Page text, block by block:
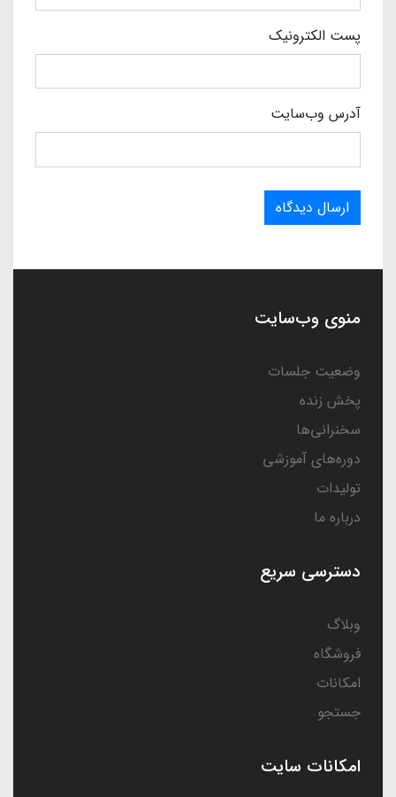
پست الکترونیک
آدرس وب‌سایت
ارسال دیدگاه
منوی وب‌سایت
وضعیت جلسات
پخش زنده
سخنرانی‌ها
دوره‌های آموزشی
تولیدات
درباره ما
دسترسی سریع
وبلاگ
فروشگاه
امکانات
جستجو
امکانات سایت